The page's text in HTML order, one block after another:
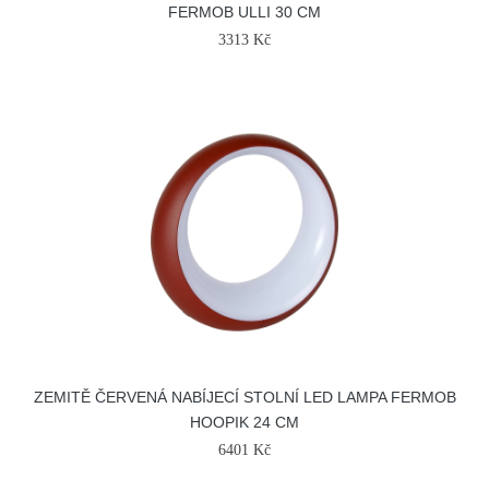
FERMOB ULLI 30 CM
3313 Kč
ZEMITĚ ČERVENÁ NABÍJECÍ STOLNÍ LED LAMPA FERMOB
HOOPIK 24 CM
6401 Kč